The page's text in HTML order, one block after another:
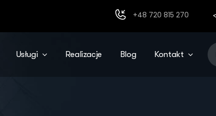
+48 720 815 270
Usługi Realizacje Blog Kontakt